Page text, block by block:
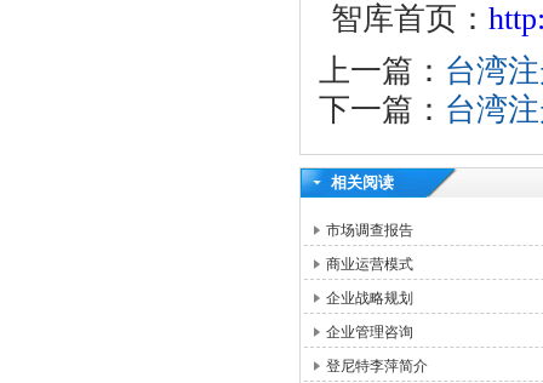
智库首页：
上一篇： 台湾
下一篇： 台湾
相关阅读
市场调查报告
商业运营模式
企业战略规划
企业管理咨询
登尼特李萍简介